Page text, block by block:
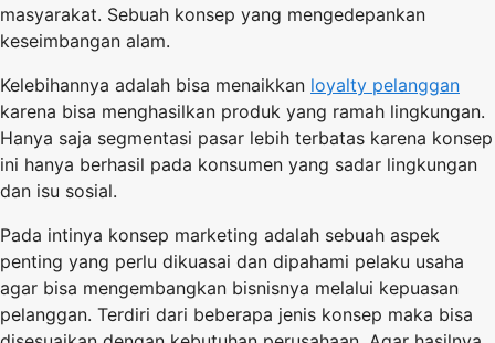
masyarakat. Sebuah konsep yang mengedepankan
keseimbangan alam.
Kelebihannya adalah bisa menaikkan loyalty pelanggan
karena bisa menghasilkan produk yang ramah lingkungan.
Hanya saja segmentasi pasar lebih terbatas karena konsep
ini hanya berhasil pada konsumen yang sadar lingkungan
dan isu sosial.
Pada intinya konsep marketing adalah sebuah aspek
penting yang perlu dikuasai dan dipahami pelaku usaha
agar bisa mengembangkan bisnisnya melalui kepuasan
pelanggan. Terdiri dari beberapa jenis konsep maka bisa